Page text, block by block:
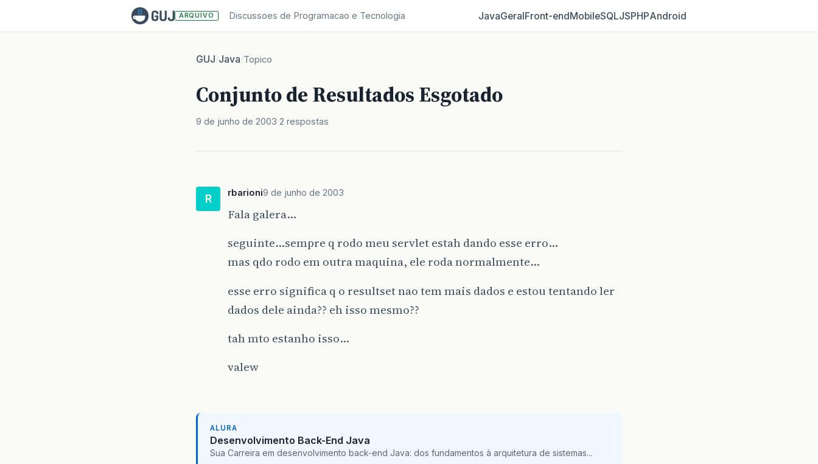
ARQUIVO Discussoes de Programacao e Tecnologia JavaGeralFront‑endMobileSQLJSPHPAndroid
GUJ/Java/Topico
Conjunto de Resultados Esgotado
9 de junho de 2003 2 respostas
R rbarioni9 de junho de 2003
Fala galera…
seguinte…sempre q rodo meu servlet estah dando esse erro…
mas qdo rodo em outra maquina, ele roda normalmente…
esse erro significa q o resultset nao tem mais dados e estou tentando ler
dados dele ainda?? eh isso mesmo??
tah mto estanho isso…
valew
ALURA
Desenvolvimento Back-End Java
Sua Carreira em desenvolvimento back-end Java: dos fundamentos à arquitetura de sistemas...